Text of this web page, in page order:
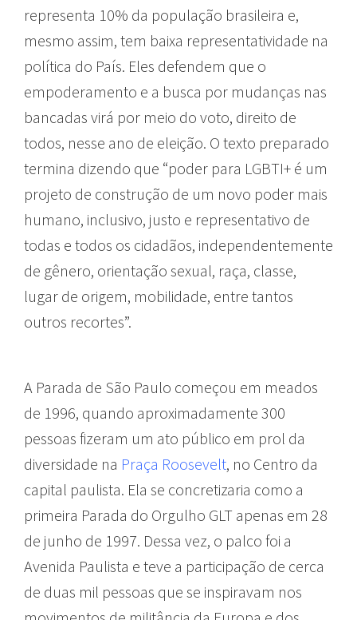
representa 10% da população brasileira e,
mesmo assim, tem baixa representatividade na
política do País. Eles defendem que o
empoderamento e a busca por mudanças nas
bancadas virá por meio do voto, direito de
todos, nesse ano de eleição. O texto preparado
termina dizendo que “poder para LGBTI+ é um
projeto de construção de um novo poder mais
humano, inclusivo, justo e representativo de
todas e todos os cidadãos, independentemente
de gênero, orientação sexual, raça, classe,
lugar de origem, mobilidade, entre tantos
outros recortes”.
A Parada de São Paulo começou em meados
de 1996, quando aproximadamente 300
pessoas fizeram um ato público em prol da
diversidade na Praça Roosevelt, no Centro da
capital paulista. Ela se concretizaria como a
primeira Parada do Orgulho GLT apenas em 28
de junho de 1997. Dessa vez, o palco foi a
Avenida Paulista e teve a participação de cerca
de duas mil pessoas que se inspiravam nos